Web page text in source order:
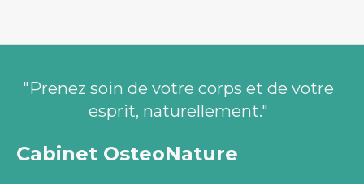
Cabinet OsteoNature
"Prenez soin de votre corps et de votre
esprit, naturellement."